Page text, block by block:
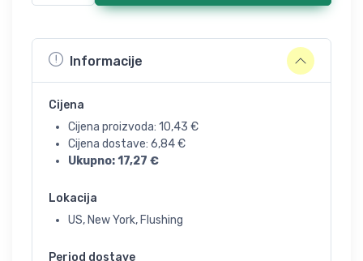
Informacije
Cijena
Cijena proizvoda: 10,43 €
Cijena dostave: 6,84€
Ukupno:17,27 €
Lokacija
US, New York, Flushing
Period dostave